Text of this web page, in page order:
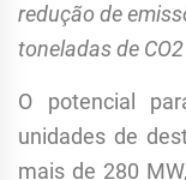
redução de
toneladas de
O potencial
unidades de
mais de 280